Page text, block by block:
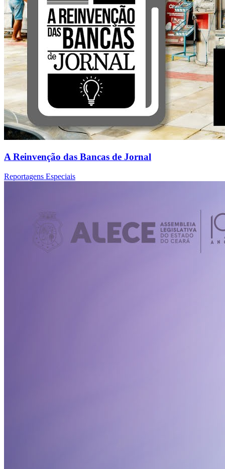
A Reinvenção das Bancas de Jornal
Reportagens Especiais